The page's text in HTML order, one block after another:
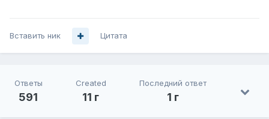
Вставить ник Цитата
Ответы
591
Created
11 г
Последний ответ
1 г